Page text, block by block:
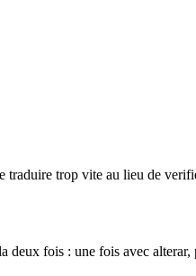
traduire trop vite au lieu de
deux fois : une fois avec